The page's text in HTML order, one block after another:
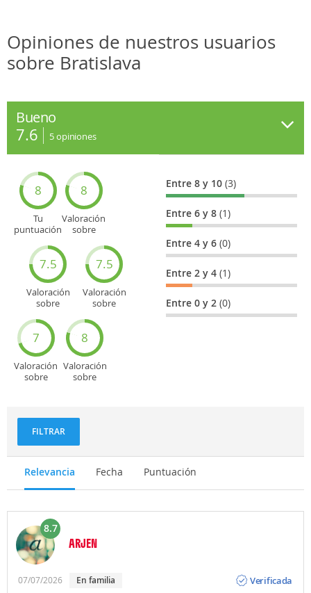
Opiniones de nuestros usuarios
sobre Bratislava
Bueno
7.6 5opiniones
8
Tu
puntuación
8
Valoración
sobre
7.5
Valoración
sobre
7.5
Valoración
sobre
turísticos
7
Valoración
sobre
8
Valoración
sobre
Entre 8 y 10(3)
Entre 6 y 8(1)
Entre 4 y 6(0)
Entre 2 y 4(1)
Entre 0 y 2(0)
FILTRAR
Relevancia Fecha Puntuación
8.7
ARJEN
07/07/2026 En familia
Verificada